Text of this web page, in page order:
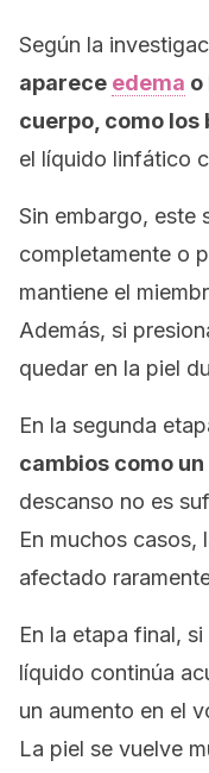
Según la
aparece edema o
cuerpo, como los
el líquido linfático
Sin embargo, este
completamente o
mantiene el
Además, si
quedar en la piel
En la segunda
cambios como
descanso no es
En muchos casos,
afectado
En la etapa final,
líquido continúa
un aumento en el
La piel se vuelve